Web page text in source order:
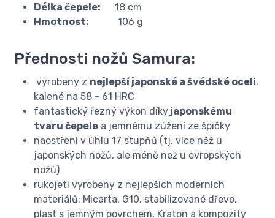
Délka čepele:
18 cm
Hmotnost:
106 ​g
Přednosti nožů Samura:
vyrobeny z nejlepší japonské a švédské oceli,
kalené na 58 - 61 HRC
fantastický řezný výkon díky japonskému
tvaru čepele a jemnému zúžení ze špičky
naostření v úhlu 17 stupňů (tj. více něž u
japonských nožů, ale méně než u evropských
nožů)
rukojeti vyrobeny z nejlepších moderních
materiálů: Micarta, G10, stabilizované dřevo,
plast s jemným povrchem, Kraton a kompozity